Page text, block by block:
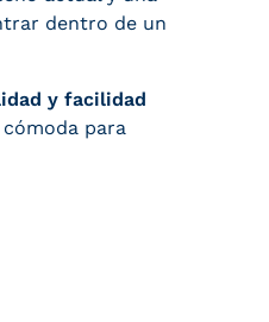
dentro de un
y facilidad
para